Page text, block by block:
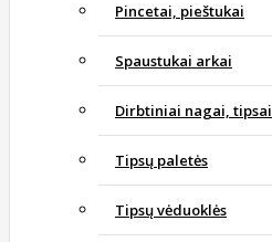
Pincetai, pieštukai
Spaustukai arkai
Dirbtiniai nagai, tipsai
Tipsų paletės
Tipsų vėduoklės